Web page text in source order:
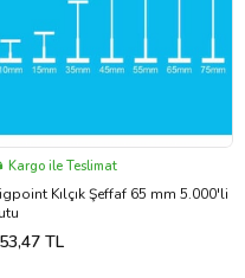
Kargo ile Teslimat
Kılçık Şeffaf 65 mm 5.000'li
TL